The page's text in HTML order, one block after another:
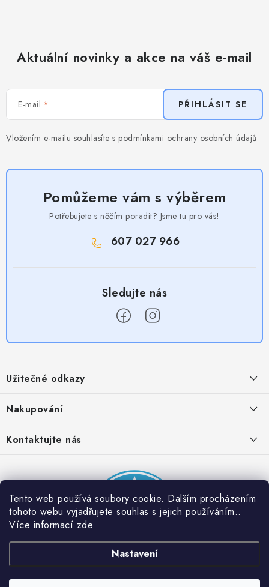
Tento web používá soubory cookie. Dalším procházením
tohoto webu vyjadřujete souhlas s jejich používáním..
Více informací zde.
Nastavení
Aktuální novinky a akce na váš e-mail
E-mail
Vložením e-mailu souhlasíte s podmínkami ochrany osobních údajů
PŘIHLÁSIT SE
Pomůžeme vám s výběrem
Potřebujete s něčím poradit? Jsme tu pro vás!
607 027 966
p
a
Užitečné odkazy
Provizní systém
Partner stránek: Super plecháček
Nakupování
Podmínky akce 2 + 1 zdarma
Kontaktujte nás